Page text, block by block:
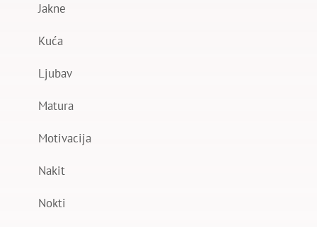
Jakne
Kuća
Ljubav
Matura
Motivacija
Nakit
Nokti